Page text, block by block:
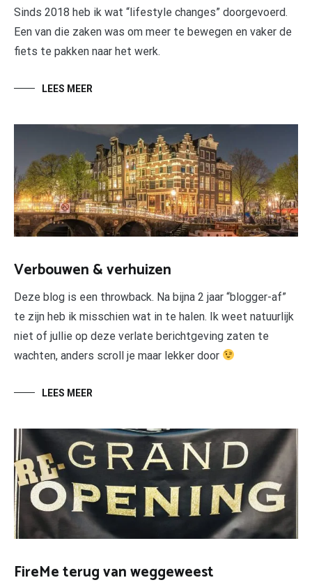
Sinds 2018 heb ik wat “lifestyle changes” doorgevoerd.
Een van die zaken was om meer te bewegen en vaker de
fiets te pakken naar het werk.
LEES MEER
Verbouwen & verhuizen
Deze blog is een throwback. Na bijna 2 jaar “blogger-af”
te zijn heb ik misschien wat in te halen. Ik weet natuurlijk
niet of jullie op deze verlate berichtgeving zaten te
wachten, anders scroll je maar lekker door
LEES MEER
FireMe terug van weggeweest